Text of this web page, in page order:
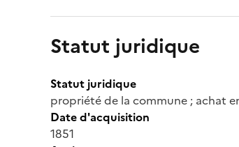
Statut juridique
Statut juridique
propriété de la commune ; achat
Date d'acquisition
1851